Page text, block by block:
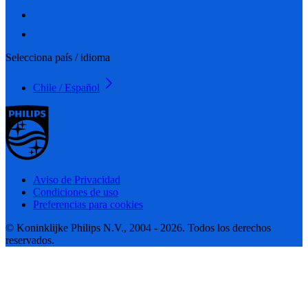
Selecciona país / idioma
Chile / Español
Aviso de Privacidad
Condiciones de uso
Preferencias para cookies
© Koninklijke Philips N.V., 2004 - 2026. Todos los derechos
reservados.